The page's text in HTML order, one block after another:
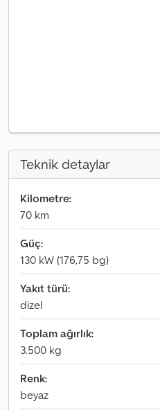
Teknik detaylar
Kilometre:
70 km
Güç:
130 kW (176,75 bg)
Yakıt türü:
dizel
Toplam ağırlık:
3.500 kg
Renk:
beyaz